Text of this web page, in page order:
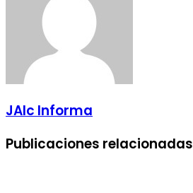
JAlc Informa
Publicaciones relacionadas